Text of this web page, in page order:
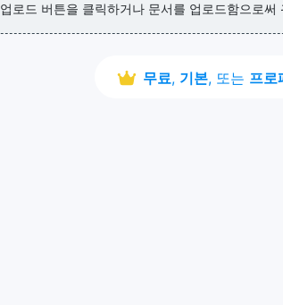
업로드 버튼을 클릭하거나 문서를 업로드함으로써
무료, 기본, 또는 프로